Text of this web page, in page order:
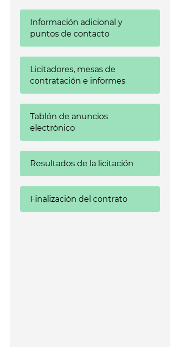
Información adicional y
puntos de contacto
Licitadores, mesas de
contratación e informes
Tablón de anuncios
electrónico
Resultados de la licitación
Finalización del contrato